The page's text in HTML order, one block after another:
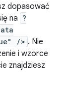
dopasować
na ?
/> . Nie
i wzorce
znajdziesz